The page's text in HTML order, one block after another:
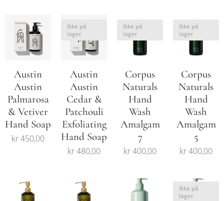
Austin
Austin
Palmarosa
& Vetiver
Hand Soap
kr450,00
Austin
Austin
Cedar &
Patchouli
Exfoliating
Hand Soap
Ikke på
lager
kr480,00
Corpus
Naturals
Hand
Wash
Amalgam
7
Ikke på
lager
kr400,00
Corpus
Naturals
Hand
Wash
Amalgam
5
Ikke på
lager
kr400,00
Ikke på
lager